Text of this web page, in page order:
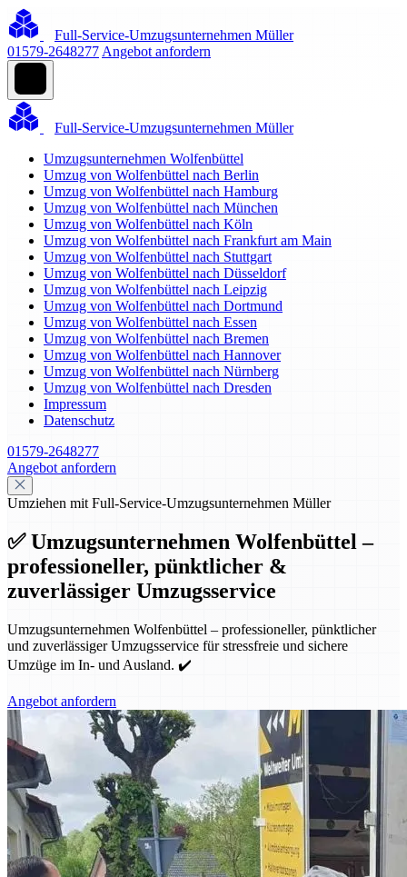
Full-Service-Umzugsunternehmen Müller
01579-2648277 Angebot anfordern
Full-Service-Umzugsunternehmen Müller
Umzugsunternehmen Wolfenbüttel
Umzug von Wolfenbüttel nach Berlin
Umzug von Wolfenbüttel nach Hamburg
Umzug von Wolfenbüttel nach München
Umzug von Wolfenbüttel nach Köln
Umzug von Wolfenbüttel nach Frankfurt am Main
Umzug von Wolfenbüttel nach Stuttgart
Umzug von Wolfenbüttel nach Düsseldorf
Umzug von Wolfenbüttel nach Leipzig
Umzug von Wolfenbüttel nach Dortmund
Umzug von Wolfenbüttel nach Essen
Umzug von Wolfenbüttel nach Bremen
Umzug von Wolfenbüttel nach Hannover
Umzug von Wolfenbüttel nach Nürnberg
Umzug von Wolfenbüttel nach Dresden
Impressum
Datenschutz
01579-2648277
Angebot anfordern
Umziehen mit Full-Service-Umzugsunternehmen Müller
✅ Umzugsunternehmen Wolfenbüttel –
professioneller, pünktlicher &
zuverlässiger Umzugsservice
Umzugsunternehmen Wolfenbüttel – professioneller, pünktlicher
und zuverlässiger Umzugsservice für stressfreie und sichere
Umzüge im In- und Ausland. ✔️
Angebot anfordern